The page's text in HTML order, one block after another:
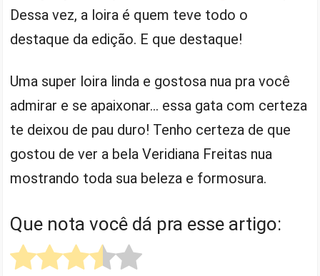
Dessa vez, a loira é quem teve todo o
destaque da edição. E que destaque!
Uma super loira linda e gostosa nua pra você
admirar e se apaixonar… essa gata com certeza
te deixou de pau duro! Tenho certeza de que
gostou de ver a bela Veridiana Freitas nua
mostrando toda sua beleza e formosura.
Que nota você dá pra esse artigo: